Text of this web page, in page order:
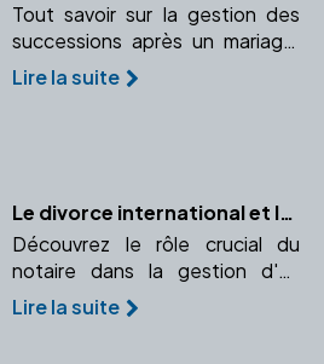
Tout savoir sur la gestion des
successions après un mariage,
guidé par un notaire pour
protéger vos droits.
Lire la suite
Le divorce international et le rôle essentiel du notaire
Découvrez le rôle crucial du
notaire dans la gestion d'un
divorce international, de
l'application des conventions
Lire la suite